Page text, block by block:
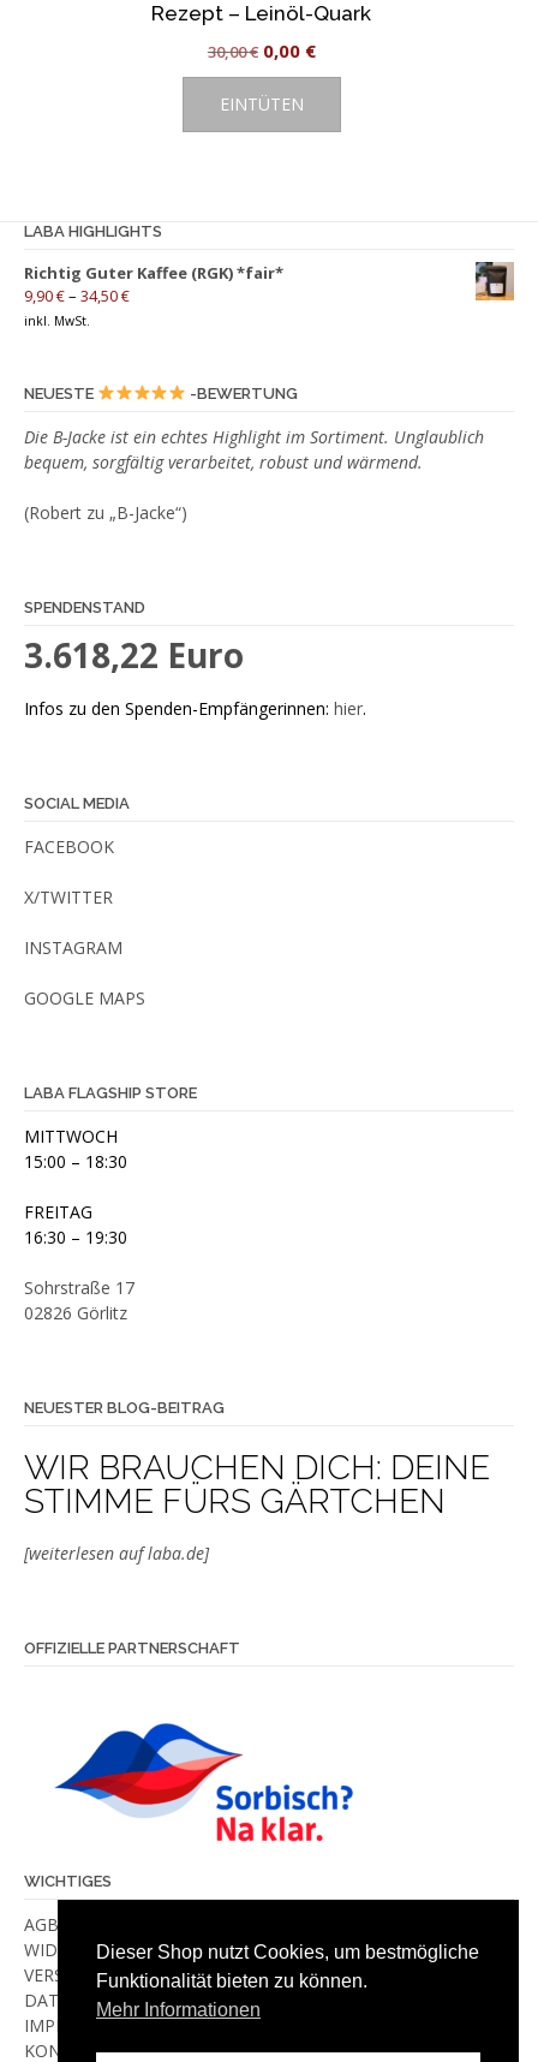
Rezept – Leinöl-Quark
30,00€ Ursprünglicher
Preis
war:
0,00 €Aktueller
Preis
EINTÜTEN
LABA HIGHLIGHTS
Richtig Guter Kaffee (RGK) *fair*
9,90€– 34,50€
inkl. MwSt.
NEUESTE -BEWERTUNG
Die B-Jacke ist ein echtes Highlight im Sortiment. Unglaublich
bequem, sorgfältig verarbeitet, robust und wärmend.
(Robert zu „B-Jacke“)
SPENDENSTAND
3.618,22 Euro
Infos zu den Spenden-Empfängerinnen: hier.
SOCIAL MEDIA
FACEBOOK
X/TWITTER
INSTAGRAM
GOOGLE MAPS
LABA FLAGSHIP STORE
MITTWOCH
15:00 – 18:30
FREITAG
16:30 – 19:30
Sohrstraße 17
02826 Görlitz
NEUESTER BLOG-BEITRAG
WIR BRAUCHEN DICH: DEINE
STIMME FÜRS GÄRTCHEN
[weiterlesen auf laba.de]
OFFIZIELLE PARTNERSCHAFT
WICHTIGES
AGB
WIDERRUF
VERSANDKOSTEN & -METHODEN
DATENSCHUTZ
IMPRESSUM
KONTAKT
Dieser Shop nutzt Cookies, um bestmögliche
Funktionalität bieten zu können.
Mehr Informationen